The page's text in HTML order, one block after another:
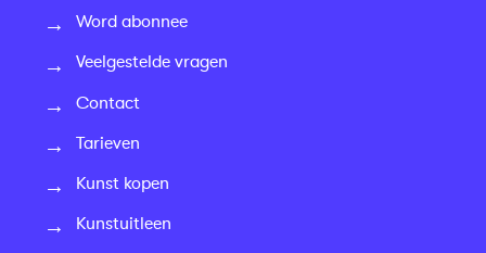
Word abonnee
Veelgestelde vragen
Contact
Tarieven
Kunst kopen
Kunstuitleen